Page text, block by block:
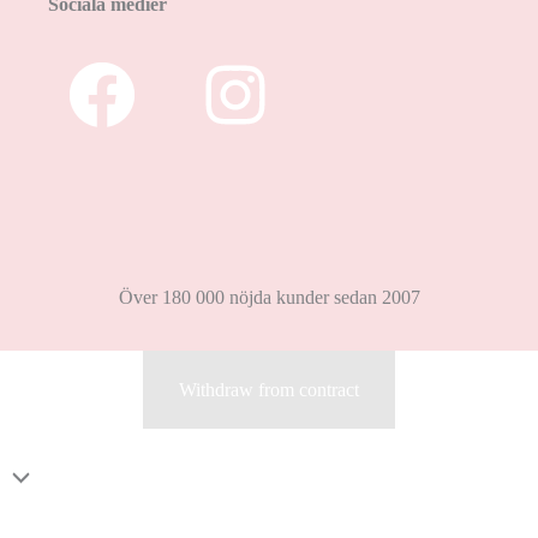
Sociala medier
Över 180 000 nöjda kunder sedan 2007
Withdraw from contract